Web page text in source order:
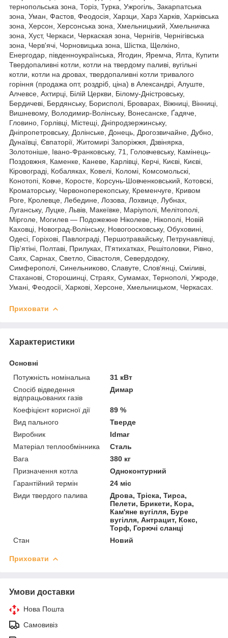
тернопольська зона, Торіз, Турка, Ужрогіль, Закарпатська
зона, Уман, Фастов, Феодосія, Харзци, Харз Харків, Харківська
зона, Херсон, Херсонська зона, Хмельницький, Хмельничка
зона, Хуст, Черкаси, Черкаская зона, Чернігів, Чернігівська
зона, Черв'ячі, Чорновицька зона, Шістка, Щелкіно,
Енергодар, південноукраїнська, Ягодин, Яремча, Ялта, Купити
Твердопаливні котли, котли на твердому паливі, вугільні
котли, котли на дровах, твердопаливні котли тривалого
горіння (продажа опт, роздріб, ціна) в Александрі, Алуште,
Алчевсе, Ахтирці, Білій Церкви, Білому-Дністровську,
Бердичеві, Бердянську, Борисполі, Броварах, Віжниці, Вінниці,
Вишневому, Володимир-Волінську, Вонесанске, Ґадяче,
Гловино, Горлівці, Містещі, Дніпродзержинську,
Дніпропетровську, Долінське, Донець, Дрогозвичайне, Дубно,
Дунаївці, Євпаторії, Житомирі Запоріжжя, Дзвінярка,
Золотоніше, Івано-Франковську, 71, Головчевську, Камінець-
Поздовжня, Каменке, Каневе, Карлівці, Керчі, Києві, Києві,
Кіровограді, Кобаляках, Ковелі, Коломі, Комсомольскі,
Конотопі, Ковче, Коросте, Корсунь-Шовченковський, Котовскі,
Кроматорську, Червоноперекопську, Кременчуге, Кривом
Роге, Кролевце, Лебедине, Лозова, Лохвице, Лубнах,
Луганську, Луцке, Львів, Макеївке, Маріуполі, Мелітополі,
Мірголе, Могилев — Подожежне Ніколеве, Нікополі, Новій
Каховці, Новоград-Волінську, Новогоосковську, Обуховині,
Одесі, Горіхові, Павлограді, Першотравайську, Петрунавлівці,
Пір'ятіні, Полтаві, Прилуках, П'ятихатках, Решітоловки, Рівно,
Саях, Сарнах, Светло, Сівастоля, Севердодоку,
Симферополі, Синельниково, Славуте, Слов'янці, Сміливі,
Стаханові, Сторошинці, Страях, Сумамах, Тернополі, Ужроде,
Умані, Феодосії, Харкові, Херсоне, Хмельницьком, Черкасах.
Приховати
Характеристики
Основні
Потужність номінальна
31 кВт
Спосіб відведення
відпрацьованих газів
Димар
Коефіцієнт корисної дії
89 %
Вид пального
Тверде
Виробник
Idmar
Матеріал теплообмінника
Сталь
Вага
380 кг
Призначення котла
Одноконтурний
Гарантійний термін
24 міс
Види твердого палива
Дрова, Тріска, Тирса,
Пелети, Брикети, Кора,
Кам'яне вугілля, Буре
вугілля, Антрацит, Кокс,
Торф, Горючі сланці
Стан
Новий
Приховати
Умови доставки
Нова Пошта
Самовивіз